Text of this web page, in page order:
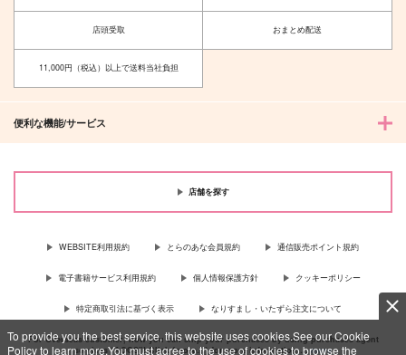
To provide you the best service, this website uses cookies.See our Cookie
Policy to learn more.You must agree to the use of cookies to browse the
店頭受取 おまとめ配送
11,000円（税込）以上で送料当社負担
便利な機能/サービス
店舗を探す
WEBSITE利用規約 とらのあな会員規約 通信販売ポイント規約
電子書籍サービス利用規約 個人情報保護方針 クッキーポリシー
特定商取引法に基づく表示 なりすまし・いたずら注文について
For Overseas customer, now you can ship your purchases by using purchases agent
services “AOCS”! Click {more…} for more information …more